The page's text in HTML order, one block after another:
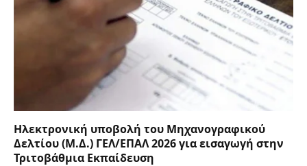
Ηλεκτρονική υποβολή του Μηχανογραφικού
Δελτίου (Μ.Δ.) ΓΕΛ/ΕΠΑΛ 2026 για εισαγωγή στην
Τριτοβάθμια Εκπαίδευση